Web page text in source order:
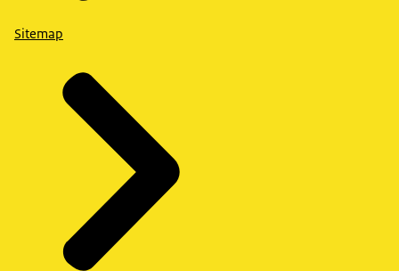
Sitemap